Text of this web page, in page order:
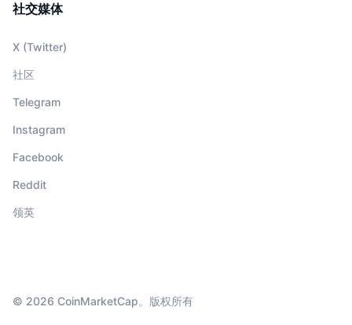
社交媒体
X (Twitter)
社区
Telegram
Instagram
Facebook
Reddit
领英
© 2026 CoinMarketCap。版权所有